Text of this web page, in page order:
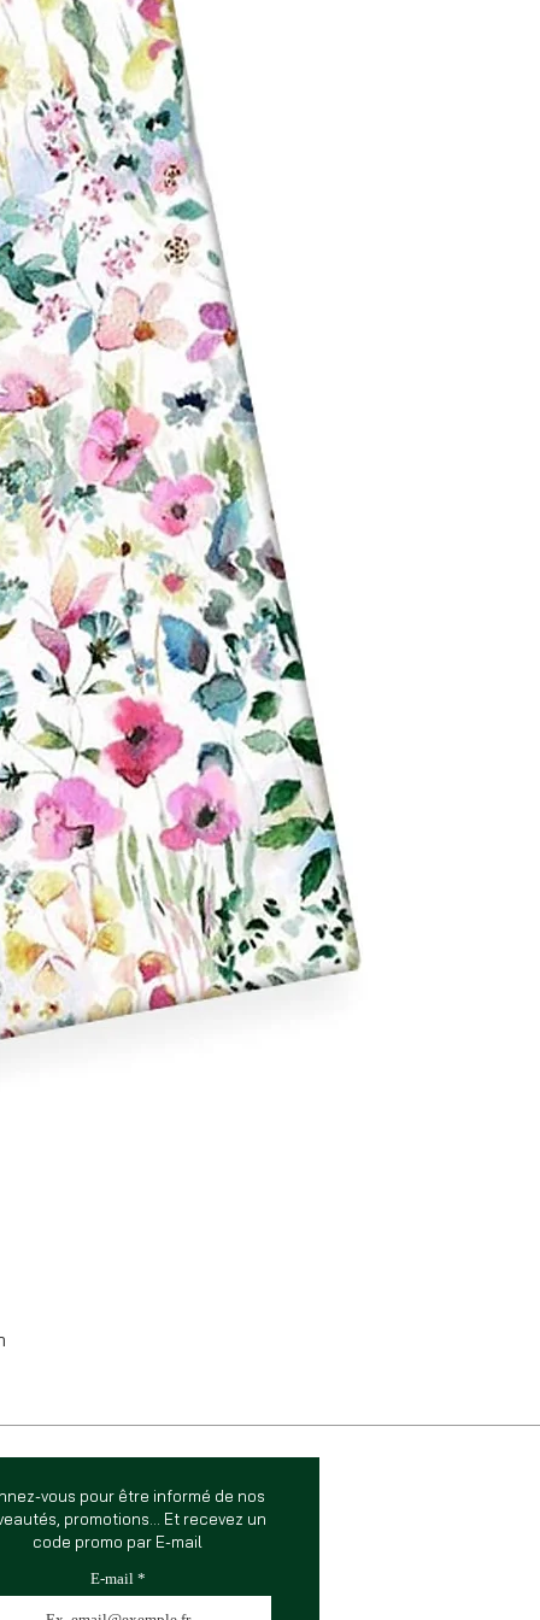
vous pour être informé de nos
promotions... Et recevez un
code promo par E-mail
E-mail